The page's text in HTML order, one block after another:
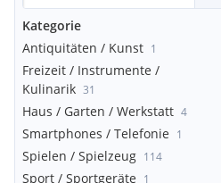
Kategorie
Antiquitäten / Kunst 1
Freizeit / Instrumente /
Kulinarik 31
Haus / Garten / Werkstatt 4
Smartphones / Telefonie 1
Spielen / Spielzeug 114
Sport / Sportgeräte 1